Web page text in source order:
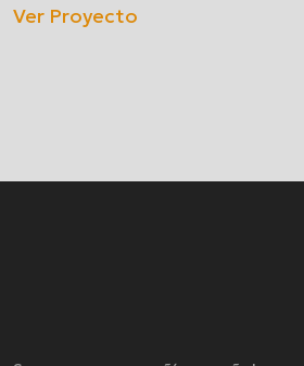
Ver Proyecto